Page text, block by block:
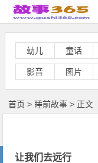
幼儿 童话
影音 图片
首页 > 睡前故事 > 正文
让我们去远行